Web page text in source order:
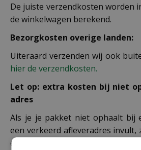
De juiste verzendkosten worden
de winkelwagen berekend.
Bezorgkosten overige landen:
Uiteraard verzenden wij ook
hier de verzendkosten.
Let op: extra kosten bij niet
adres
Als je je pakket niet ophaalt bij
een verkeerd afleveradres invult,
extra kosten in rekening te